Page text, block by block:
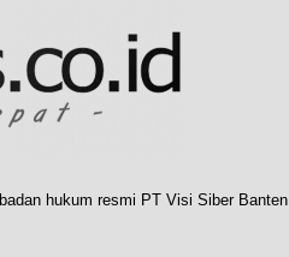
hukum resmi PT Visi Siber Banten